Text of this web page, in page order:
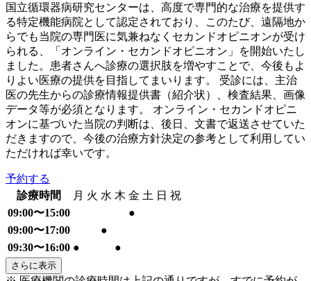
国立循環器病研究センターは、高度で専門的な治療を提供す
る特定機能病院として認定されており、このたび、遠隔地か
らでも当院の専門医に気兼ねなくセカンドオピニオンが受け
られる、「オンライン・セカンドオピニオン」を開始いたし
ました。患者さんへ診療の選択肢を増やすことで、今後もよ
りよい医療の提供を目指してまいります。 受診には、主治
医の先生からの診療情報提供書（紹介状）、検査結果、画像
データ等が必須となります。 オンライン・セカンドオピニ
オンに基づいた当院の判断は、後日、文書で返送させていた
だきますので、今後の治療方針決定の参考として利用してい
ただければ幸いです。
予約する
診療時間
月 火 水 木 金 土 日 祝
09:00〜15:00
●
09:00〜17:00
●
09:30〜16:00 ● ●
さらに表示